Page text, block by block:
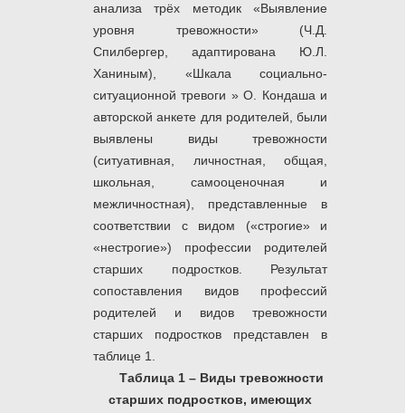
анализа трёх методик «Выявление
уровня тревожности» (Ч.Д.
Спилбергер, адаптирована Ю.Л.
Ханиным), «Шкала социально-
ситуационной тревоги » О. Кондаша и
авторской анкете для родителей, были
выявлены виды тревожности
(ситуативная, личностная, общая,
школьная, самооценочная и
межличностная), представленные в
соответствии с видом («строгие» и
«нестрогие») профессии родителей
старших подростков. Результат
сопоставления видов профессий
родителей и видов тревожности
старших подростков представлен в
таблице 1.
Таблица 1 – Виды тревожности
старших подростков, имеющих